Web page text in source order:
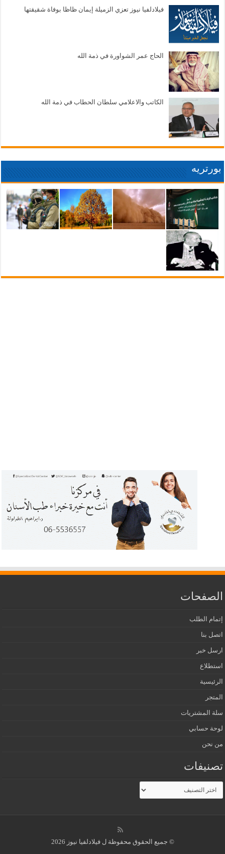
فيلادلفيا نيوز تعزي الزميلة إيمان ظاظا بوفاة شقيقتها
الحاج عمر الشواورة في ذمة الله
الكاتب والاعلامي سلطان الحطاب في ذمة الله
بورتريه
الصفحات
إتمام الطلب
اتصل بنا
ارسل خبر
استطلاع
الرئيسية
المتجر
سلة المشتريات
لوحة حسابي
من نحن
تصنيفات
تصنيفات
© جميع الحقوق محفوظة ل فيلادلفيا نيوز 2026